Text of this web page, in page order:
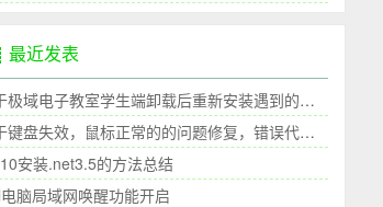
最近发表
关于极域电子教室学生端卸载后重新安装遇到的问题
关于键盘失效，鼠标正常的的问题修复，错误代码39
安装.net3.5的方法总结
脑局域网唤醒功能开启